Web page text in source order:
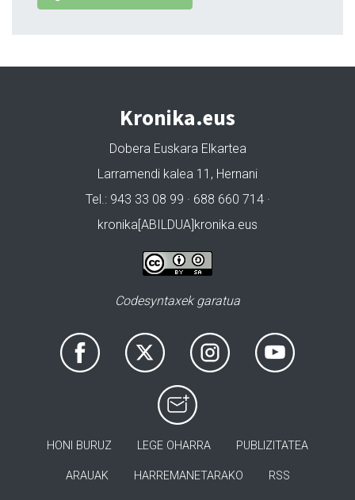
Kronika.eus
Dobera Euskara Elkartea
Larramendi kalea 11, Hernani
Tel.: 943 33 08 99 · 688 660 714 ·
kronika[ABILDUA]kronika.eus
Codesyntaxek garatua
HONI BURUZ LEGE OHARRA PUBLIZITATEA
ARAUAK HARREMANETARAKO RSS